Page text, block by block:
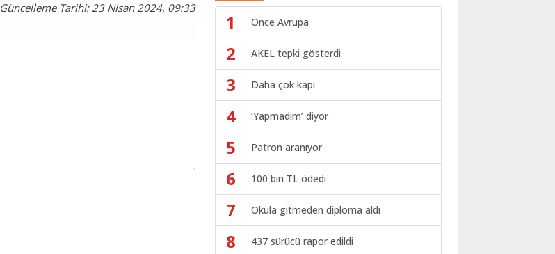
Güncelleme Tarihi: 23 Nisan 2024, 09:33
1 Önce Avrupa
2 AKEL tepki gösterdi
3 Daha çok kapı
4 ‘Yapmadım’ diyor
5 Patron aranıyor
6 100 bin TL ödedi
7 Okula gitmeden diploma aldı
8 437 sürücü rapor edildi